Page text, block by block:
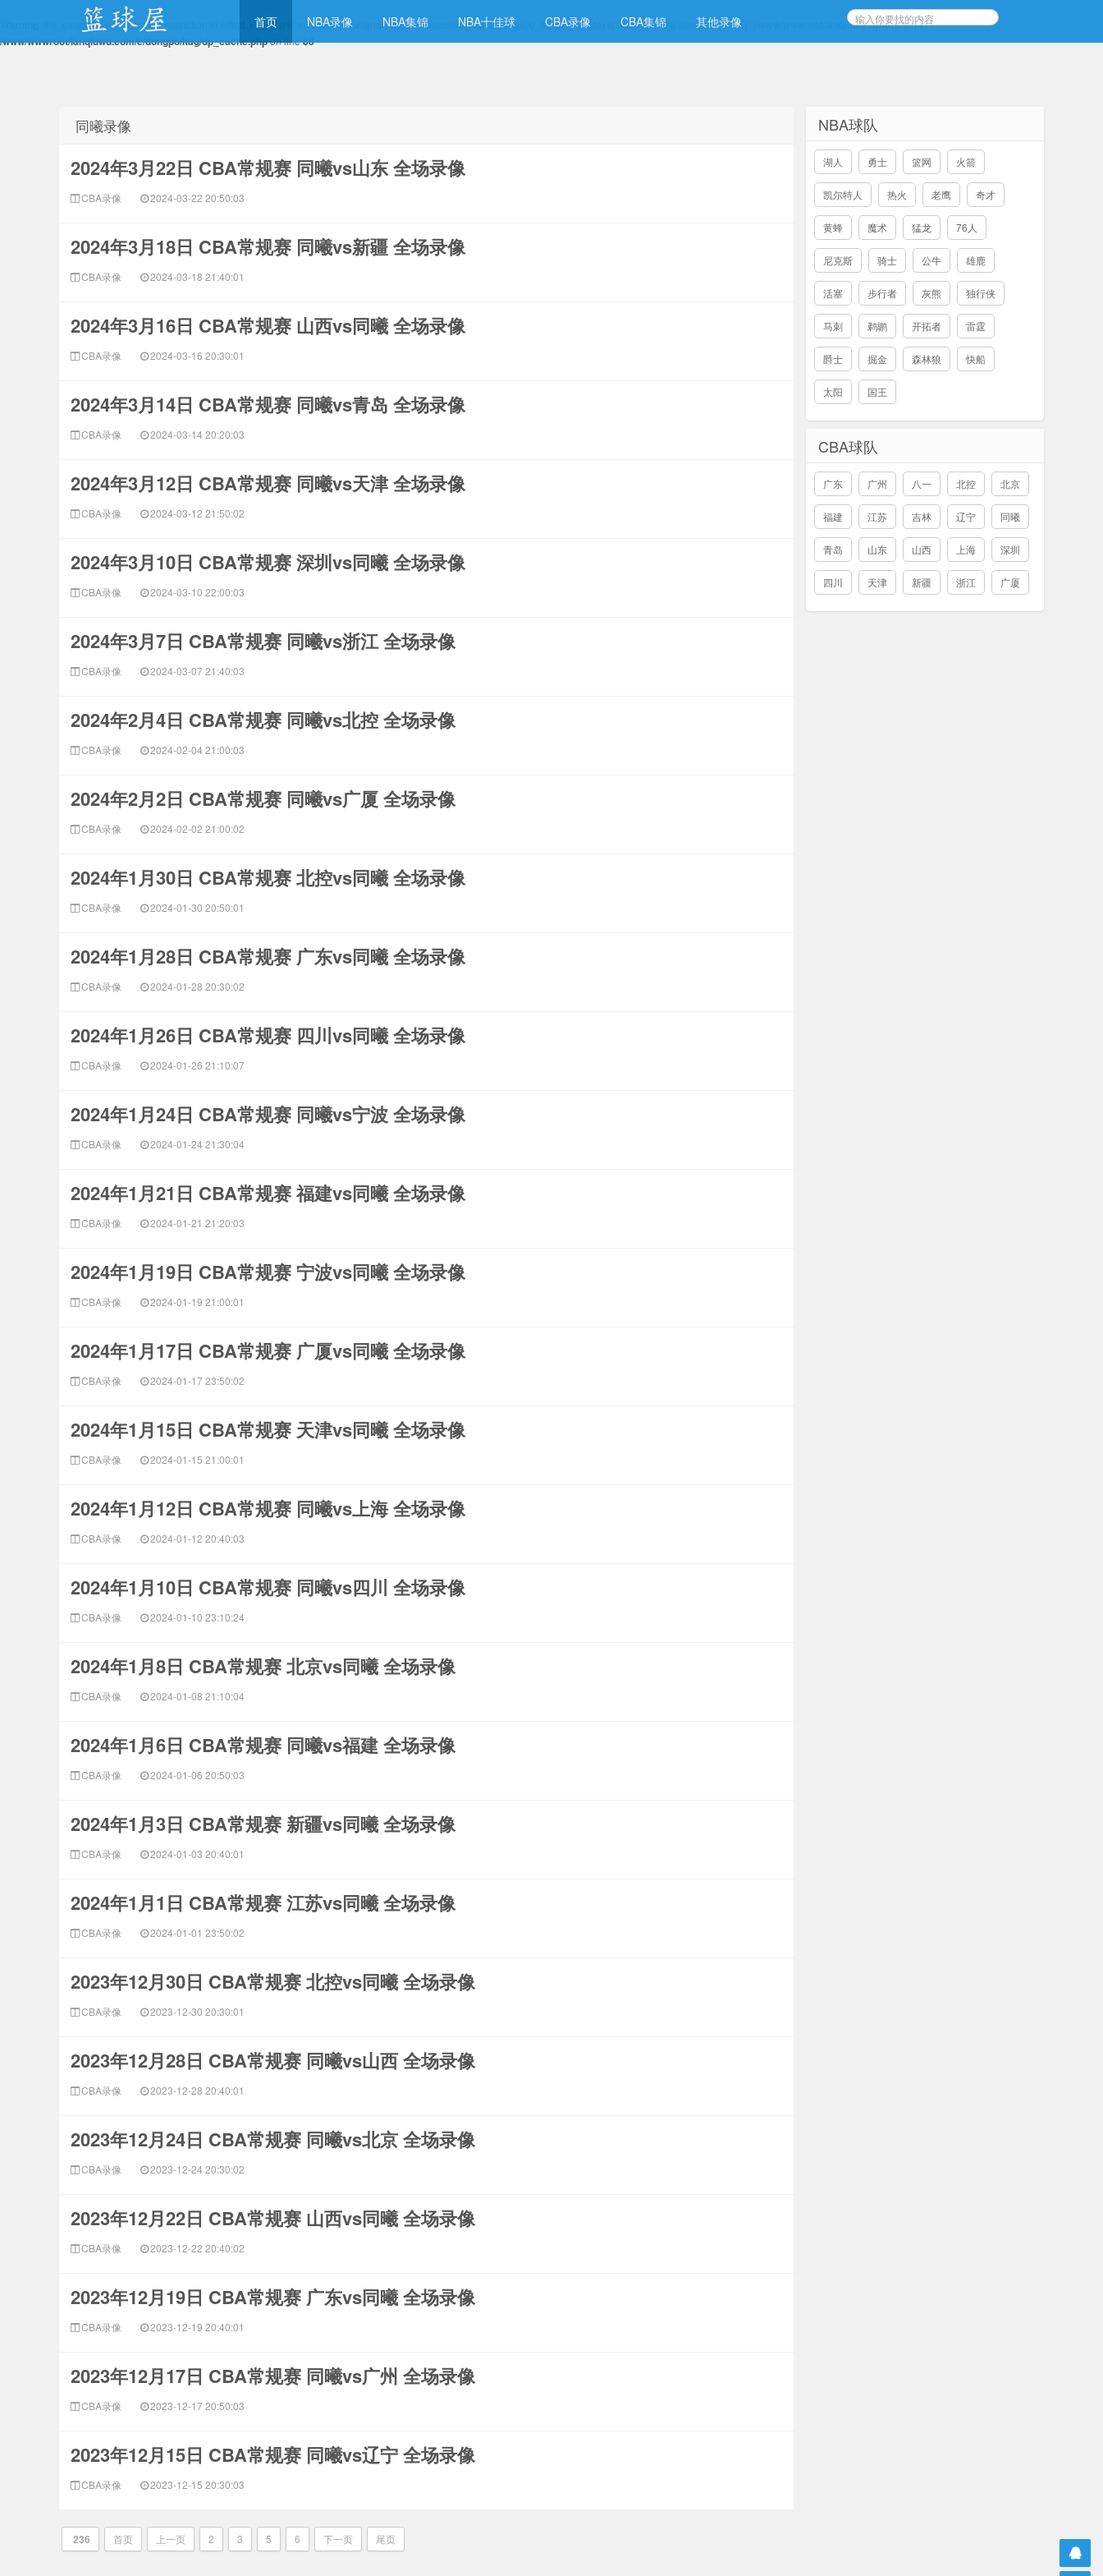
: file_exists(): open_basedir restriction in effect. File(/www/wwwroot/www.lanqiuwu.com/cache/tagcache/tongxi/0_tongxi_4.data) is not within the allowed path(s): (/www/wwwroot/lanqiuwu.com/:/tmp/) in
/www/wwwroot/lanqiuwu.com/e/dongpo/itag/dp_cache.phpon line88
首页 NBA录像 NBA集锦 NBA十佳球 CBA录像 CBA集锦 其他录像
同曦录像
2024年3月22日 CBA常规赛 同曦vs山东 全场录像
CBA录像 2024-03-22 20:50:03
2024年3月18日 CBA常规赛 同曦vs新疆 全场录像
CBA录像 2024-03-18 21:40:01
2024年3月16日 CBA常规赛 山西vs同曦 全场录像
CBA录像 2024-03-16 20:30:01
2024年3月14日 CBA常规赛 同曦vs青岛 全场录像
CBA录像 2024-03-14 20:20:03
2024年3月12日 CBA常规赛 同曦vs天津 全场录像
CBA录像 2024-03-12 21:50:02
2024年3月10日 CBA常规赛 深圳vs同曦 全场录像
CBA录像 2024-03-10 22:00:03
2024年3月7日 CBA常规赛 同曦vs浙江 全场录像
CBA录像 2024-03-07 21:40:03
2024年2月4日 CBA常规赛 同曦vs北控 全场录像
CBA录像 2024-02-04 21:00:03
2024年2月2日 CBA常规赛 同曦vs广厦 全场录像
CBA录像 2024-02-02 21:00:02
2024年1月30日 CBA常规赛 北控vs同曦 全场录像
CBA录像 2024-01-30 20:50:01
2024年1月28日 CBA常规赛 广东vs同曦 全场录像
CBA录像 2024-01-28 20:30:02
2024年1月26日 CBA常规赛 四川vs同曦 全场录像
CBA录像 2024-01-26 21:10:07
2024年1月24日 CBA常规赛 同曦vs宁波 全场录像
CBA录像 2024-01-24 21:30:04
2024年1月21日 CBA常规赛 福建vs同曦 全场录像
CBA录像 2024-01-21 21:20:03
2024年1月19日 CBA常规赛 宁波vs同曦 全场录像
CBA录像 2024-01-19 21:00:01
2024年1月17日 CBA常规赛 广厦vs同曦 全场录像
CBA录像 2024-01-17 23:50:02
2024年1月15日 CBA常规赛 天津vs同曦 全场录像
CBA录像 2024-01-15 21:00:01
2024年1月12日 CBA常规赛 同曦vs上海 全场录像
CBA录像 2024-01-12 20:40:03
2024年1月10日 CBA常规赛 同曦vs四川 全场录像
CBA录像 2024-01-10 23:10:24
2024年1月8日 CBA常规赛 北京vs同曦 全场录像
CBA录像 2024-01-08 21:10:04
2024年1月6日 CBA常规赛 同曦vs福建 全场录像
CBA录像 2024-01-06 20:50:03
2024年1月3日 CBA常规赛 新疆vs同曦 全场录像
CBA录像 2024-01-03 20:40:01
2024年1月1日 CBA常规赛 江苏vs同曦 全场录像
CBA录像 2024-01-01 23:50:02
2023年12月30日 CBA常规赛 北控vs同曦 全场录像
CBA录像 2023-12-30 20:30:01
2023年12月28日 CBA常规赛 同曦vs山西 全场录像
CBA录像 2023-12-28 20:40:01
2023年12月24日 CBA常规赛 同曦vs北京 全场录像
CBA录像 2023-12-24 20:30:02
2023年12月22日 CBA常规赛 山西vs同曦 全场录像
CBA录像 2023-12-22 20:40:02
2023年12月19日 CBA常规赛 广东vs同曦 全场录像
CBA录像 2023-12-19 20:40:01
2023年12月17日 CBA常规赛 同曦vs广州 全场录像
CBA录像 2023-12-17 20:50:03
2023年12月15日 CBA常规赛 同曦vs辽宁 全场录像
CBA录像 2023-12-15 20:30:03
236 首页 上一页 2 3 5 6 下一页 尾页
NBA球队
湖人 勇士 篮网 火箭
凯尔特人 热火 老鹰 奇才
黄蜂 魔术 猛龙 76人
尼克斯 骑士 公牛 雄鹿
活塞 步行者 灰熊 独行侠
马刺 鹈鹕 开拓者 雷霆
爵士 掘金 森林狼 快船
太阳 国王
CBA球队
广东 广州 八一 北控 北京
福建 江苏 吉林 辽宁 同曦
青岛 山东 山西 上海 深圳
四川 天津 新疆 浙江 广厦